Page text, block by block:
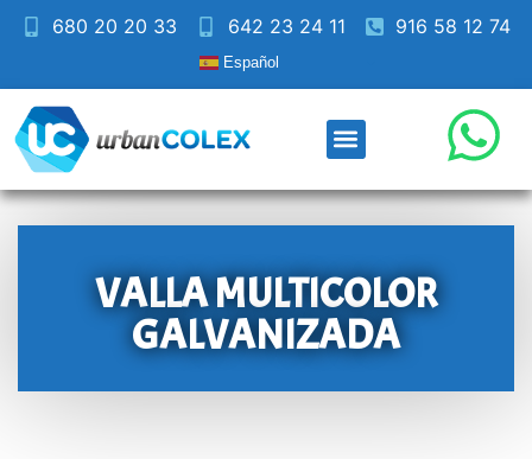
680 20 20 33 642 23 24 11 916 58 12 74
Español
VALLA MULTICOLOR
GALVANIZADA